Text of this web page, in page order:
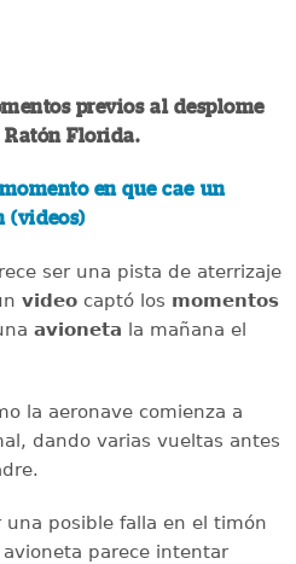
previos al desplome
Ratón Florida.
en que cae un
(videos)
ser una pista de aterrizaje
videocaptó los momentos
avioneta la mañana el
la aeronave comienza a
dando varias vueltas antes
posible falla en el timón
parece intentar